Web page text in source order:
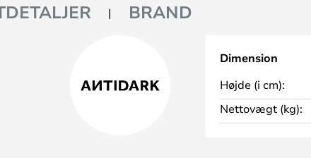
BRAND
Dimension
Højde (i cm):
Nettovægt (kg):